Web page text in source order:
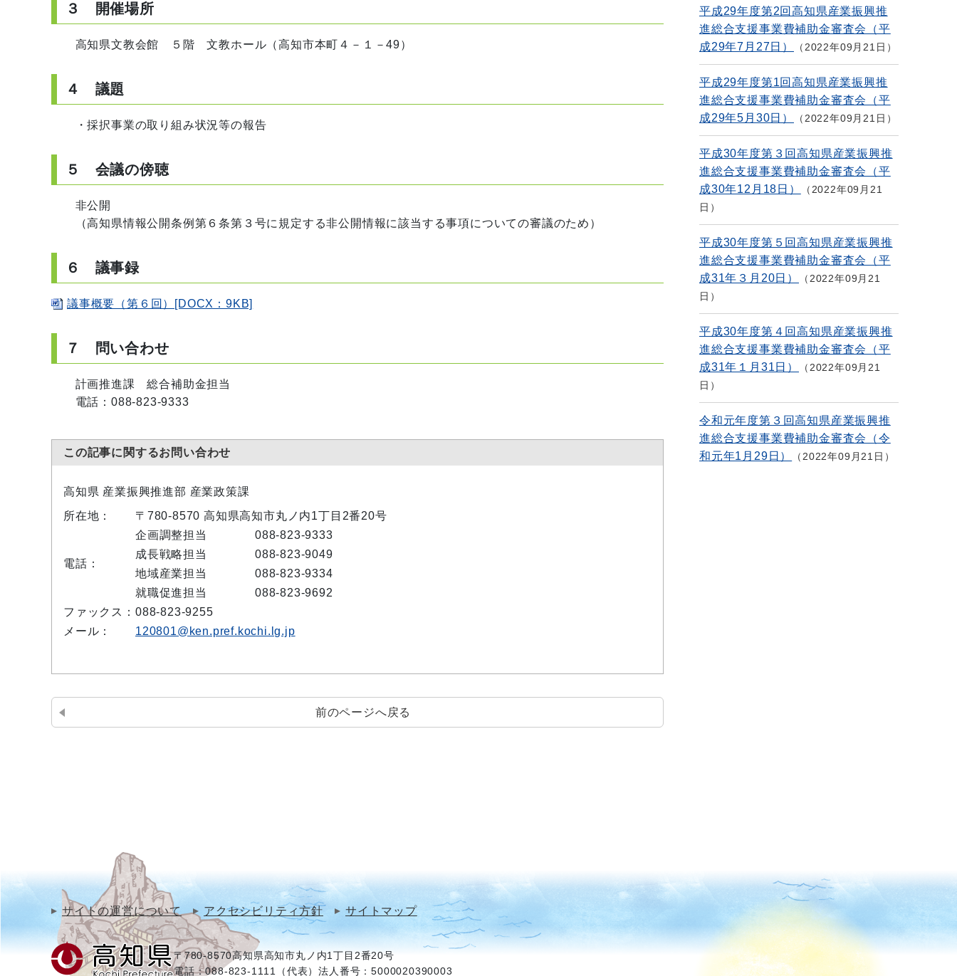
３ 開催場所
高知県文教会館 ５階 文教ホール（高知市本町４－１－49）
４ 議題
・採択事業の取り組み状況等の報告
５ 会議の傍聴
非公開
（高知県情報公開条例第６条第３号に規定する非公開情報に該当する事項についての審議のため）
６ 議事録
議事概要（第６回）[DOCX：9KB]
７ 問い合わせ
計画推進課 総合補助金担当
電話：088-823-9333
この記事に関するお問い合わせ
高知県 産業振興推進部 産業政策課
所在地：
〒780-8570 高知県高知市丸ノ内1丁目2番20号
電話：
企画調整担当
088-823-9333
成長戦略担当
088-823-9049
地域産業担当
088-823-9334
就職促進担当
088-823-9692
ファックス： 088-823-9255
メール：
120801@ken.pref.kochi.lg.jp
前のページへ戻る
平成29年度第2回高知県産業振興推
進総合支援事業費補助金審査会（平
成29年7月27日）
2022年09月21日
平成29年度第1回高知県産業振興推
進総合支援事業費補助金審査会（平
成29年5月30日）
2022年09月21日
平成30年度第３回高知県産業振興推
進総合支援事業費補助金審査会（平
成30年12月18日）
2022年09月21
日
平成30年度第５回高知県産業振興推
進総合支援事業費補助金審査会（平
成31年３月20日）
2022年09月21
日
平成30年度第４回高知県産業振興推
進総合支援事業費補助金審査会（平
成31年１月31日）
2022年09月21
日
令和元年度第３回高知県産業振興推
進総合支援事業費補助金審査会（令
和元年1月29日）
2022年09月21日
サイトの運営について アクセシビリティ方針 サイトマップ
〒780-8570高知県高知市丸ノ内1丁目2番20号
電話：088-823-1111（代表）法人番号：5000020390003